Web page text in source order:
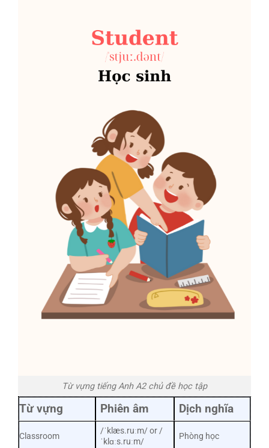
Từ vựng tiếng Anh A2 chủ đề học tập
Từ vựng Phiên âm Dịch nghĩa
Classroom
/ˈklæs.ruːm/ or /
ˈklɑːs.ruːm/
Phòng học